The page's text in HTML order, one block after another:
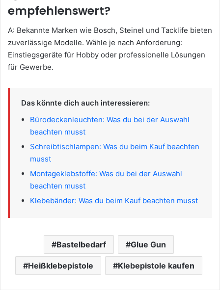
empfehlenswert?
A: Bekannte Marken wie Bosch, Steinel und Tacklife bieten
zuverlässige Modelle. Wähle je nach Anforderung:
Einstiegsgeräte für Hobby oder professionelle Lösungen
für Gewerbe.
Das könnte dich auch interessieren:
Bürodeckenleuchten: Was du bei der Auswahl
beachten musst
Schreibtischlampen: Was du beim Kauf beachten
musst
Montageklebstoffe: Was du bei der Auswahl
beachten musst
Klebebänder: Was du beim Kauf beachten musst
Bastelbedarf Glue Gun
Heißklebepistole Klebepistole kaufen